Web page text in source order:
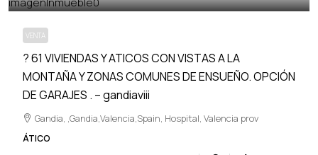
VENTA
? 61 VIVIENDAS Y ATICOS CON VISTAS A LA
MONTAÑA Y ZONAS COMUNES DE ENSUEÑO. OPCIÓN
DE GARAJES . – gandiaviii
Gandia, ,Gandia,Valencia,Spain, Hospital, Valencia prov
ÁTICO